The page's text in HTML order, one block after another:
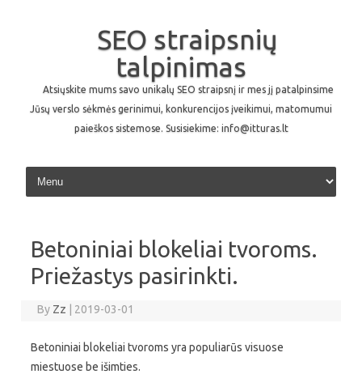
SEO straipsnių
talpinimas
Atsiųskite mums savo unikalų SEO straipsnį ir mes jį patalpinsime
Jūsų verslo sėkmės gerinimui, konkurencijos įveikimui, matomumui
paieškos sistemose. Susisiekime: info@itturas.lt
Skip to content
Betoniniai blokeliai tvoroms.
Priežastys pasirinkti.
By Zz 2019-03-01
Betoniniai blokeliai tvoroms yra populiarūs visuose
miestuose be išimties.